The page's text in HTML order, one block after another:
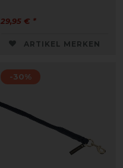
29,95 € *
ARTIKEL MERKEN
-30%